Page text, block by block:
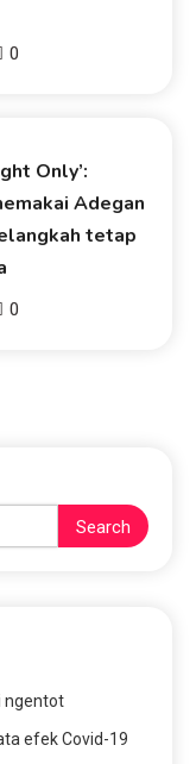
0
Only’:
Adegan
tetap
0
Search
ngentot
efek Covid-19